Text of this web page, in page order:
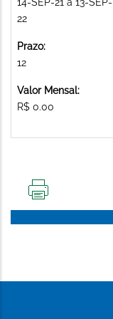
22
Prazo:
12
Valor Mensal:
R$ 0.00
PÁGINA